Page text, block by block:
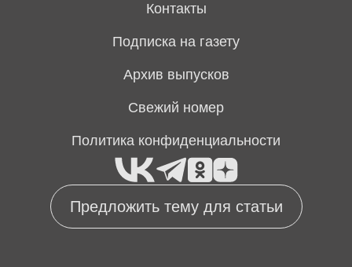
Предложить тему для статьи
Контакты
Подписка на газету
Архив выпусков
Свежий номер
Политика конфиденциальности